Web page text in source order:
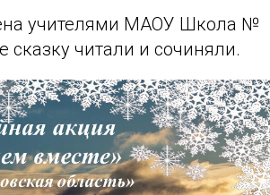
учителями МАОУ Школа №
сказку читали и сочиняли.